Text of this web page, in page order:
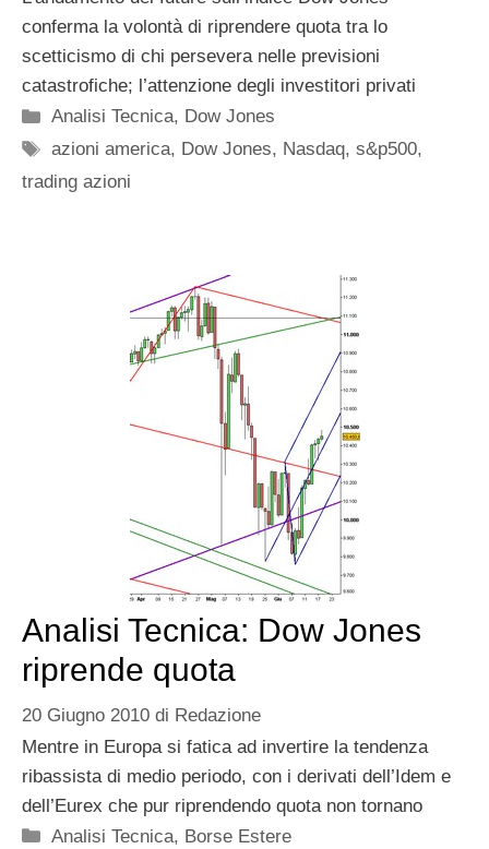
conferma la volontà di riprendere quota tra lo
scetticismo di chi persevera nelle previsioni
catastrofiche; l’attenzione degli investitori privati
Categorie
Analisi Tecnica, Dow Jones
Tag
azioni america, Dow Jones, Nasdaq,s&p500,
trading azioni
Analisi Tecnica: Dow Jones
riprende quota
20 Giugno 2010 di Redazione
Mentre in Europa si fatica ad invertire la tendenza
ribassista di medio periodo, con i derivati dell’Idem e
dell’Eurex che pur riprendendo quota non tornano
Categorie
Analisi Tecnica, Borse Estere